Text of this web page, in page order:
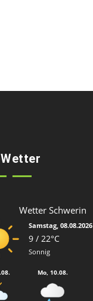
Wetter Schwerin
Samstag, 08.08.2026
9 / 22°C
Sonnig
Mo, 10.08.